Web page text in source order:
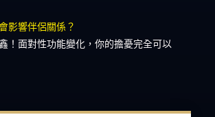
影響伴侶關係？
！面對性功能變化，你的擔憂完全可以